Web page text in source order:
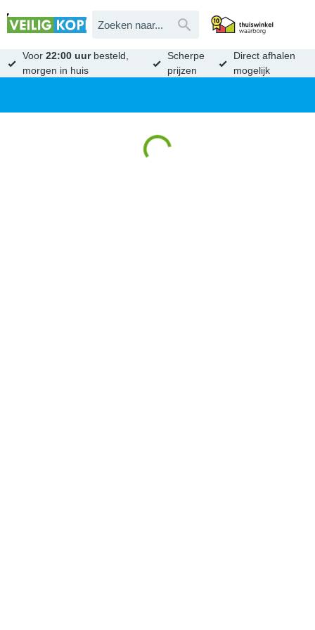
Voor22:00 uurbesteld,
morgen in huis
Scherpe
prijzen
Direct afhalen
mogelijk